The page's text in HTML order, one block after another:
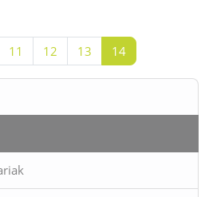
11 11. orria
12 12. orria
13 13. orria
1414. orria